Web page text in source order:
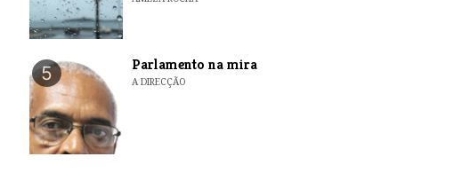
5 Parlamento na mira
A DIRECÇÃO